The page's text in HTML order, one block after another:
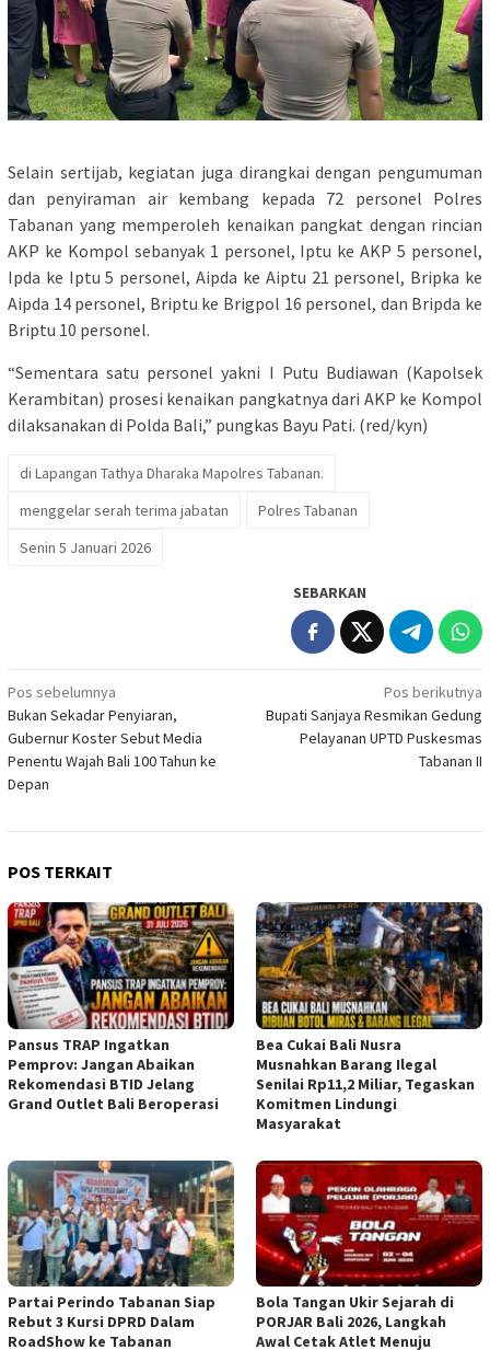
Selain sertijab, kegiatan juga dirangkai dengan pengumuman
dan penyiraman air kembang kepada 72 personel Polres
Tabanan yang memperoleh kenaikan pangkat dengan rincian
AKP ke Kompol sebanyak 1 personel, Iptu ke AKP 5 personel,
Ipda ke Iptu 5 personel, Aipda ke Aiptu 21 personel, Bripka ke
Aipda 14 personel, Briptu ke Brigpol 16 personel, dan Bripda ke
Briptu 10 personel.
“Sementara satu personel yakni I Putu Budiawan (Kapolsek
Kerambitan) prosesi kenaikan pangkatnya dari AKP ke Kompol
dilaksanakan di Polda Bali,” pungkas Bayu Pati. (red/kyn)
di Lapangan Tathya Dharaka Mapolres Tabanan.
menggelar serah terima jabatan
Polres Tabanan
Senin 5 Januari 2026
SEBARKAN
Navigasi
pos
Pos sebelumnya
Bukan Sekadar Penyiaran,
Gubernur Koster Sebut Media
Penentu Wajah Bali 100 Tahun ke
Depan
Pos berikutnya
Bupati Sanjaya Resmikan Gedung
Pelayanan UPTD Puskesmas
Tabanan II
POS TERKAIT
Pansus TRAP Ingatkan
Pemprov: Jangan Abaikan
Rekomendasi BTID Jelang
Grand Outlet Bali Beroperasi
Bea Cukai Bali Nusra
Musnahkan Barang Ilegal
Senilai Rp11,2 Miliar, Tegaskan
Komitmen Lindungi
Masyarakat
Partai Perindo Tabanan Siap
Rebut 3 Kursi DPRD Dalam
RoadShow ke Tabanan
Bola Tangan Ukir Sejarah di
PORJAR Bali 2026, Langkah
Awal Cetak Atlet Menuju